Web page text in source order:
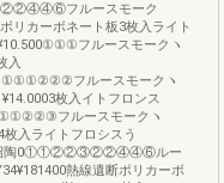
フルースモーク
リカーボネート板3枚入ライト
フルースモークヽ
入
フルースモークヽ
枚入イトフロンス
フルースモークヽ
枚入ライトフロシスう
招陶0①①②②③②②④④⑥ルー
熱線遺断ポリカーボ